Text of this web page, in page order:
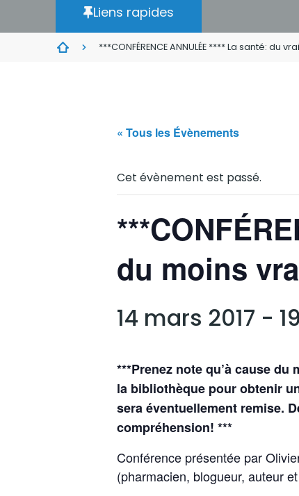
Liens rapides
***CONFÉRENCE ANNULÉE **** La santé: du
« Tous les Évènements
Cet évènement est passé.
du moins
14 mars 2017 -
***Prenez note qu’à cause
la bibliothèque pour obtenir
sera éventuellement remise.
compréhension! ***
Conférence présentée par
(pharmacien, blogueur, auteur